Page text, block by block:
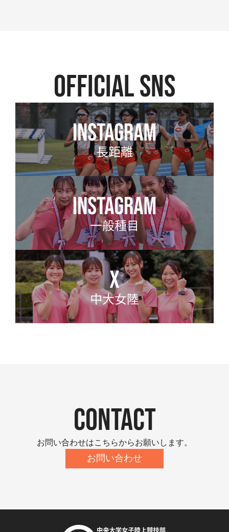
official SNS
contact
お問い合わせはこちらからお願いします。
お問い合わせ